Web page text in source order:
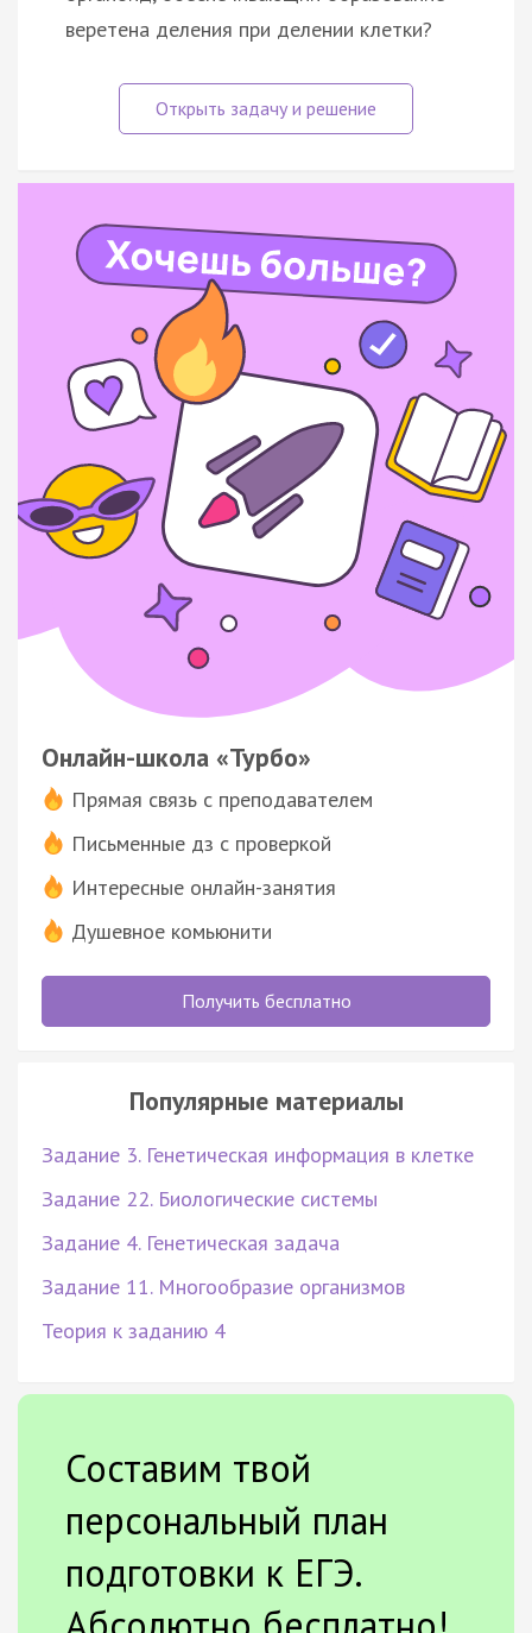
веретена деления при делении клетки?
Онлайн-школа «Турбо»
Прямая связь с преподавателем
Письменные дз с проверкой
Интересные онлайн-занятия
Душевное комьюнити
Получить бесплатно
Популярные материалы
Задание 3. Генетическая информация в клетке
Задание 22. Биологические системы
Задание 4. Генетическая задача
Задание 11. Многообразие организмов
Теория к заданию 4
Составим твой
персональный план
подготовки к ЕГЭ.